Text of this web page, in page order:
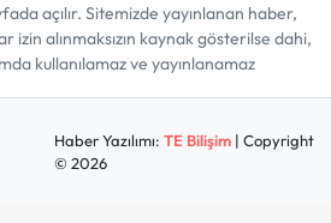
açılır. Sitemizde yayınlanan haber,
izin alınmaksızın kaynak gösterilse dahi,
kullanılamaz ve yayınlanamaz
Haber Yazılımı: TE Bilişim| Copyright
© 2026